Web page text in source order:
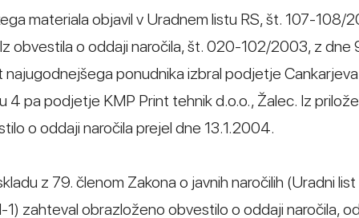
materiala objavil v Uradnem listu RS, št. 107-108/
obvestila o oddaji naročila, št. 020-102/2003, z dne
najugodnejšega ponudnika izbral podjetje
4 pa podjetje KMP Print tehnik d.o.o., Žalec. Iz
o oddaji naročila prejel dne 13.1.2004.
z 79. členom Zakona o javnih naročilih (Uradni list
zahteval obrazloženo obvestilo o oddaji naročila,